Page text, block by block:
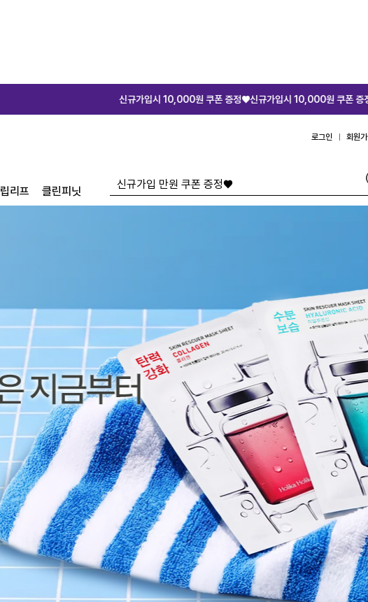
신규가입시 10,000원 쿠폰 증정♥신규가입시 10,000원 쿠폰 증정♥신규가입시
로그인 회원
립리프 클린피닛